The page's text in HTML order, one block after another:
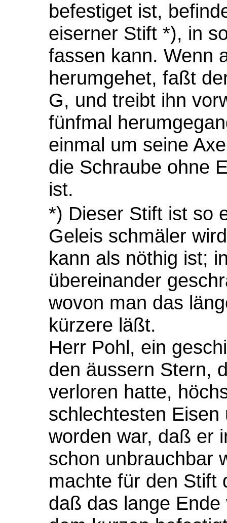
befestiget ist,
eiserner Stift *), in
fassen kann. Wenn
herumgehet, faßt
G, und treibt ihn
fünfmal
einmal um seine
die Schraube ohne
ist.
*) Dieser Stift ist so
Geleis schmäler
kann als nöthig ist;
übereinander
wovon man das
kürzere läßt.
Herr Pohl, ein
den äussern Stern,
verloren hatte,
schlechtesten
worden war, daß er
schon unbrauchbar
machte für den Stift
daß das lange